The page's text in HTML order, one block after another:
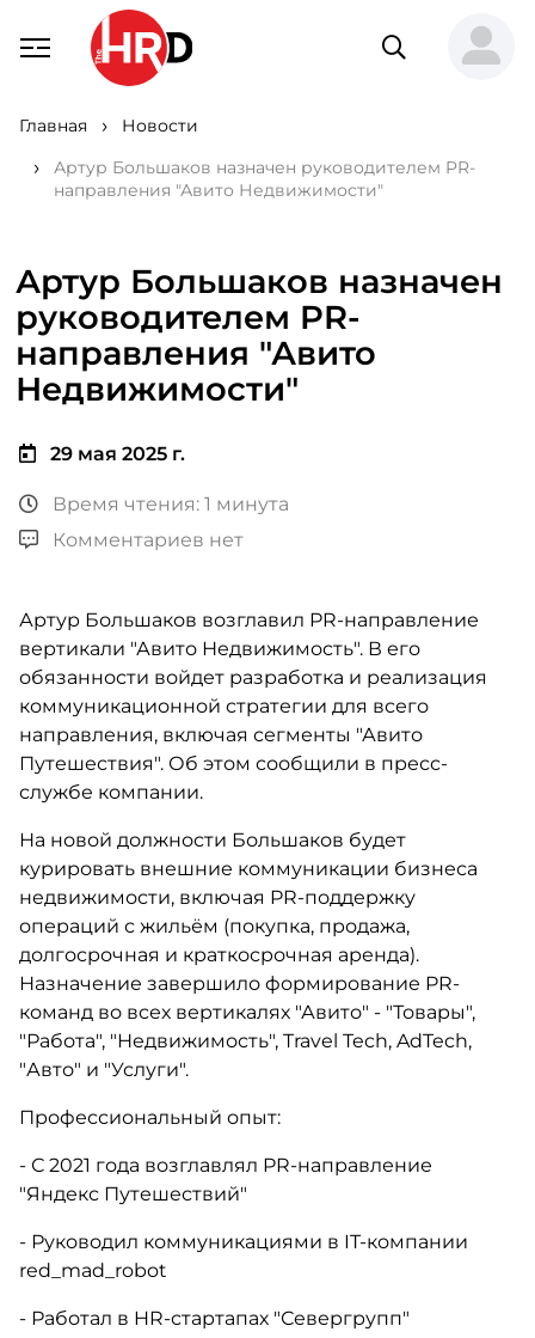
Главная
Новости
Артур Большаков назначен руководителем PR-
направления "Авито Недвижимости"
Артур Большаков назначен
руководителем PR-
направления "Авито
Недвижимости"
29 мая 2025 г.
Время чтения: 1 минута
Комментариев нет
Артур Большаков возглавил PR-направление
вертикали "Авито Недвижимость". В его
обязанности войдет разработка и реализация
коммуникационной стратегии для всего
направления, включая сегменты "Авито
Путешествия". Об этом сообщили в пресс-
службе компании.
На новой должности Большаков будет
курировать внешние коммуникации бизнеса
недвижимости, включая PR-поддержку
операций с жильём (покупка, продажа,
долгосрочная и краткосрочная аренда).
Назначение завершило формирование PR-
команд во всех вертикалях "Авито" - "Товары",
"Работа", "Недвижимость", Travel Tech, AdTech,
"Авто" и "Услуги".
Профессиональный опыт:
- С 2021 года возглавлял PR-направление
"Яндекс Путешествий"
- Руководил коммуникациями в IT-компании
red_mad_robot
- Работал в HR-стартапах "Севергрупп"